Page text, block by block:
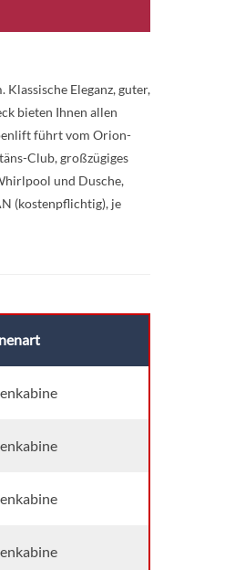
Eleganz, guter,
bieten Ihnen allen
führt vom Orion-
Club, großzügiges
und Dusche,
(kostenpflichtig), je